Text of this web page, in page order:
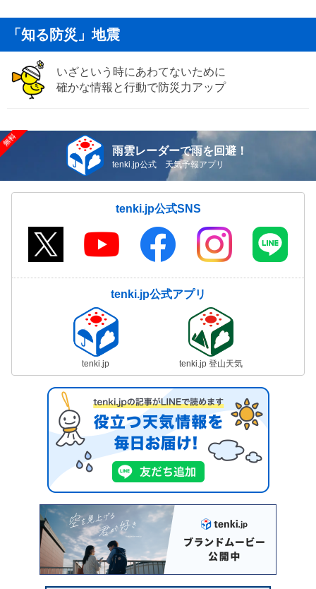
「知る防災」地震
いざという時にあわてないために
確かな情報と行動で防災力アップ
雨雲レーダーで雨を回避！
tenki.jp公式 天気予報アプリ
tenki.jp公式SNS
tenki.jp公式アプリ
tenki.jp tenki.jp 登山天気